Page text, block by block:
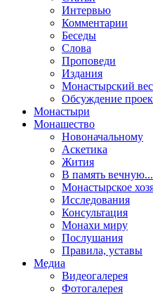
Интервью
Комментарии
Беседы
Слова
Проповеди
Издания
Монастырский
Обсуждение
Монастыри
Монашество
Новоначальному
Аскетика
Жития
В память вечную...
Монастырское
Исследования
Консультация
Монахи миру
Послушания
Правила, уставы
Медиа
Видеогалерея
Фотогалерея